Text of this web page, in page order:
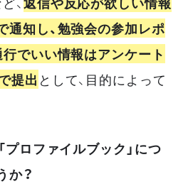
通知し、勉強会の参加レポ
でいい情報はアンケート
提出 として、目的によって
ロファイルブック」につ
か？